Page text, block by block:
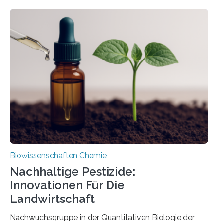
Region Kachin in Myanmar und hat sich in
ausgezeichnetem Zustand erhalten. Es konnte als neue
Art einer neuen Gattung beschrieben werden und trägt
nun den Namen Cretosabethes primaevus. Dieser erste
fossile Nachweis einer Stechmückenlarve in Bernstein
stellt gleichzeitig den ersten Fossilfund einer
Mückenlarve aus dem Mesozoikum dar, denn…
Biowissenschaften Chemie
Nachhaltige Pestizide:
Innovationen Für Die
Landwirtschaft
Nachwuchsgruppe in der Quantitativen Biologie der